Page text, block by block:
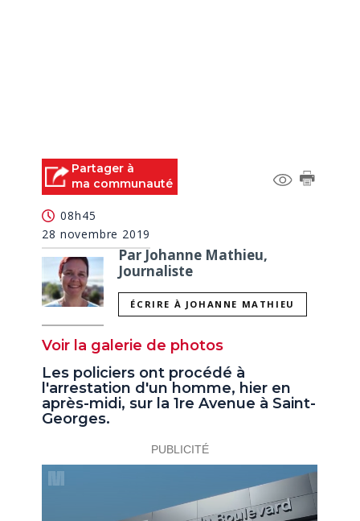
Partager à
ma communauté
08h45
28 novembre 2019
Par Johanne Mathieu,
Journaliste
ÉCRIRE À JOHANNE MATHIEU
Voir la galerie de photos
Les policiers ont procédé à
l'arrestation d'un homme, hier en
après-midi, sur la 1re Avenue à Saint-
Georges.